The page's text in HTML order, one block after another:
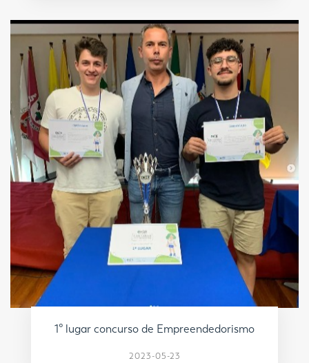
1º lugar concurso de Empreendedorismo
2023-05-23